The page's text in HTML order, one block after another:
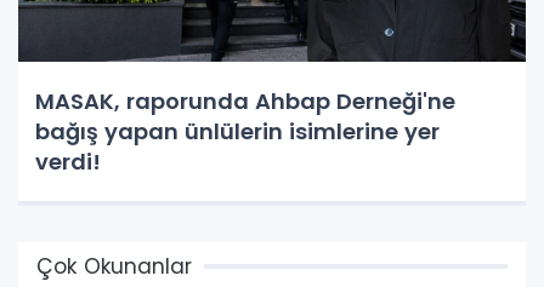
MASAK, raporunda Ahbap Derneği'ne
bağış yapan ünlülerin isimlerine yer
verdi!
Çok Okunanlar